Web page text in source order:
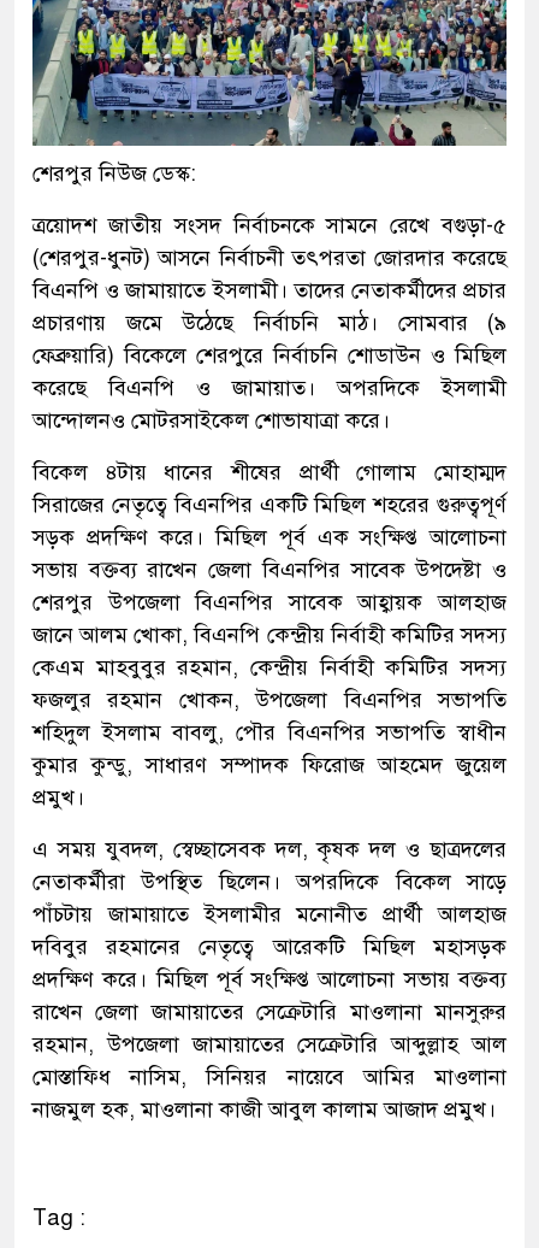
শেরপুর নিউজ ডেস্ক:
ত্রয়োদশ জাতীয় সংসদ নির্বাচনকে সামনে রেখে বগুড়া-৫
(শেরপুর-ধুনট) আসনে নির্বাচনী তৎপরতা জোরদার করেছে
বিএনপি ও জামায়াতে ইসলামী। তাদের নেতাকর্মীদের প্রচার
প্রচারণায় জমে উঠেছে নির্বাচনি মাঠ। সোমবার (৯
ফেব্রুয়ারি) বিকেলে শেরপুরে নির্বাচনি শোডাউন ও মিছিল
করেছে বিএনপি ও জামায়াত। অপরদিকে ইসলামী
আন্দোলনও মোটরসাইকেল শোভাযাত্রা করে।
বিকেল ৪টায় ধানের শীষের প্রার্থী গোলাম মোহাম্মদ
সিরাজের নেতৃত্বে বিএনপির একটি মিছিল শহরের গুরুত্বপূর্ণ
সড়ক প্রদক্ষিণ করে। মিছিল পূর্ব এক সংক্ষিপ্ত আলোচনা
সভায় বক্তব্য রাখেন জেলা বিএনপির সাবেক উপদেষ্টা ও
শেরপুর উপজেলা বিএনপির সাবেক আহ্বায়ক আলহাজ
জানে আলম খোকা, বিএনপি কেন্দ্রীয় নির্বাহী কমিটির সদস্য
কেএম মাহবুবুর রহমান, কেন্দ্রীয় নির্বাহী কমিটির সদস্য
ফজলুর রহমান খোকন, উপজেলা বিএনপির সভাপতি
শহিদুল ইসলাম বাবলু, পৌর বিএনপির সভাপতি স্বাধীন
কুমার কুন্ডু, সাধারণ সম্পাদক ফিরোজ আহমেদ জুয়েল
প্রমুখ।
এ সময় যুবদল, স্বেচ্ছাসেবক দল, কৃষক দল ও ছাত্রদলের
নেতাকর্মীরা উপস্থিত ছিলেন। অপরদিকে বিকেল সাড়ে
পাঁচটায় জামায়াতে ইসলামীর মনোনীত প্রার্থী আলহাজ
দবিবুর রহমানের নেতৃত্বে আরেকটি মিছিল মহাসড়ক
প্রদক্ষিণ করে। মিছিল পূর্ব সংক্ষিপ্ত আলোচনা সভায় বক্তব্য
রাখেন জেলা জামায়াতের সেক্রেটারি মাওলানা মানসুরুর
রহমান, উপজেলা জামায়াতের সেক্রেটারি আব্দুল্লাহ আল
মোস্তাফিধ নাসিম, সিনিয়র নায়েবে আমির মাওলানা
নাজমুল হক, মাওলানা কাজী আবুল কালাম আজাদ প্রমুখ।
Tag :